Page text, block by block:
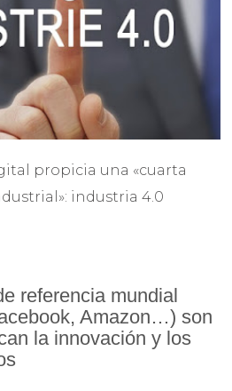
propicia una «cuarta
industria 4.0
referencia mundial
Amazon…) son
la innovación y los